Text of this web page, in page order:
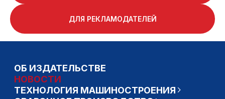
ДЛЯ РЕКЛАМОДАТЕЛЕЙ
ОБ ИЗДАТЕЛЬСТВЕ
НОВОСТИ
ТЕХНОЛОГИЯ МАШИНОСТРОЕНИЯ
СВАРОЧНОЕ ПРОИЗВОДСТВО
КНИГОИЗДАНИЕ